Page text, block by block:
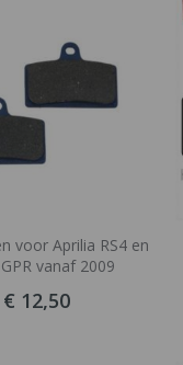
voor Aprilia RS4 en
vanaf 2009
€ 12,50